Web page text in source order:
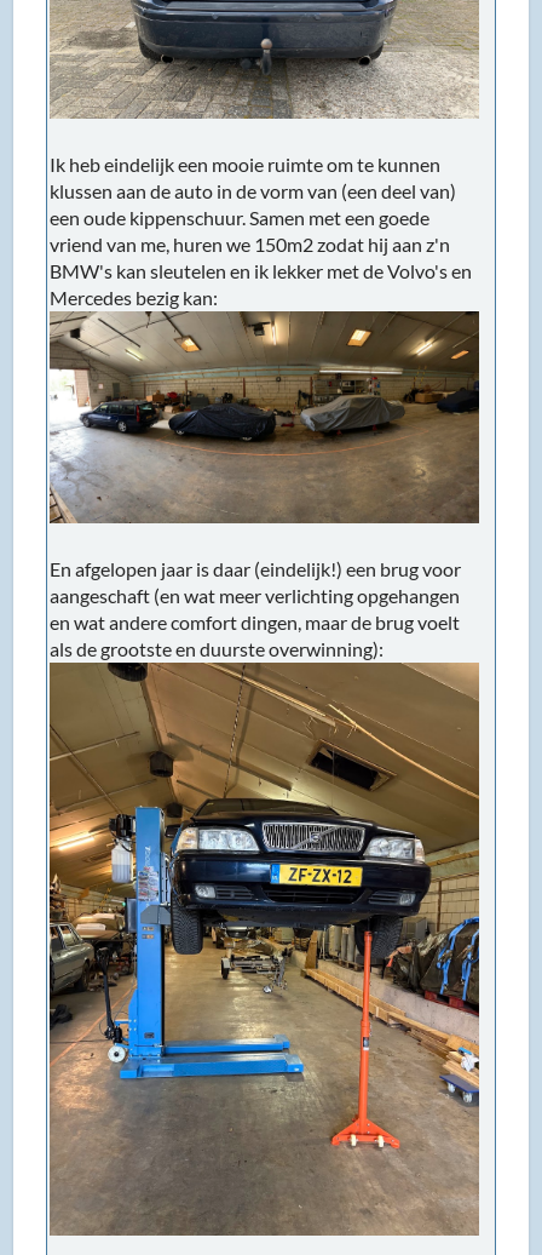
Ik heb eindelijk een mooie ruimte om te kunnen
klussen aan de auto in de vorm van (een deel van)
een oude kippenschuur. Samen met een goede
vriend van me, huren we 150m2 zodat hij aan z'n
BMW's kan sleutelen en ik lekker met de Volvo's en
Mercedes bezig kan:
En afgelopen jaar is daar (eindelijk!) een brug voor
aangeschaft (en wat meer verlichting opgehangen
en wat andere comfort dingen, maar de brug voelt
als de grootste en duurste overwinning):